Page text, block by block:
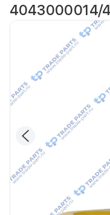
4043000014/